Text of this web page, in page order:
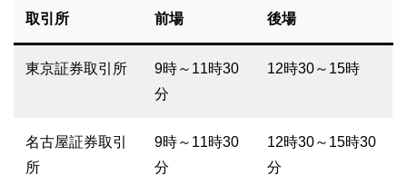
取引所 前場 後場
東京証券取引所
9時～11時30
分
12時30～15時
名古屋証券取引
所
9時～11時30
分
12時30～15時30
分